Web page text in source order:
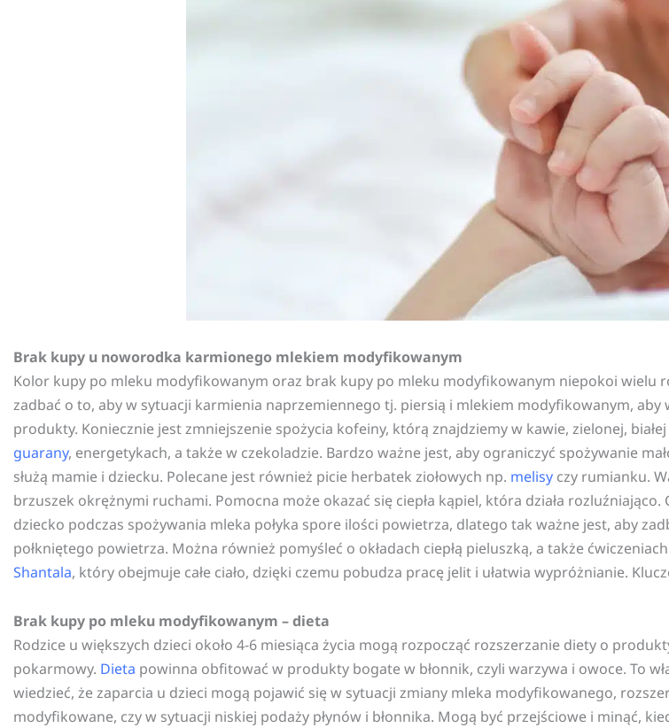
Brak kupy u noworodka karmionego mlekiem modyfikowanym
Kolor kupy po mleku modyfikowanym oraz brak kupy po mleku modyfikowanym niepokoi wielu
zadbać o to, aby w sytuacji karmienia naprzemiennego tj. piersią i mlekiem modyfikowanym,
produkty. Koniecznie jest zmniejszenie spożycia kofeiny, którą znajdziemy w kawie, zielonej,
guarany, energetykach, a także w czekoladzie. Bardzo ważne jest, aby ograniczyć spożywanie
służą mamie i dziecku. Polecane jest również picie herbatek ziołowych np. melisy czy rumianku.
brzuszek okrężnymi ruchami. Pomocna może okazać się ciepła kąpiel, która działa
dziecko podczas spożywania mleka połyka spore ilości powietrza, dlatego tak ważne jest, aby
połkniętego powietrza. Można również pomyśleć o okładach ciepłą pieluszką, a także
Shantala, który obejmuje całe ciało, dzięki czemu pobudza pracę jelit i ułatwia wypróżnianie.
Brak kupy po mleku modyfikowanym – dieta
Rodzice u większych dzieci około 4-6 miesiąca życia mogą rozpocząć rozszerzanie diety o
pokarmowy. Dieta powinna obfitować w produkty bogate w błonnik, czyli warzywa i owoce. To
wiedzieć, że zaparcia u dzieci mogą pojawić się w sytuacji zmiany mleka modyfikowanego,
modyfikowane, czy w sytuacji niskiej podaży płynów i błonnika. Mogą być przejściowe i minąć,